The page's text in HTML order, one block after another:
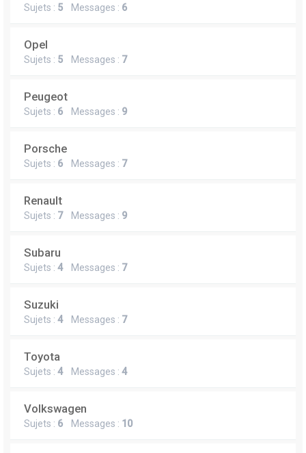
Sujets : 5 Messages : 6
Opel
Sujets : 5 Messages : 7
Peugeot
Sujets : 6 Messages : 9
Porsche
Sujets : 6 Messages : 7
Renault
Sujets : 7Messages : 9
Subaru
Sujets : 4Messages : 7
Suzuki
Sujets : 4Messages : 7
Toyota
Sujets : 4Messages : 4
Volkswagen
Sujets : 6 Messages : 10